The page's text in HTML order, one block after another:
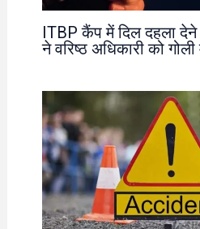
ITBP कैंप में दिल दहला देने
ने वरिष्ठ अधिकारी को गोली